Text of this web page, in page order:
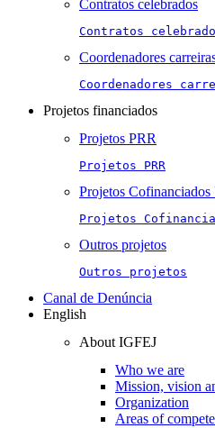
Contratos celebrados
Contratos
Coordenadores
Coordenadores
Projetos financiados
Projetos PRR
Projetos PRR
Projetos Cofinanciados
Projetos
Outros projetos
Outros projetos
Canal de Denúncia
English
About IGFEJ
Who we are
Mission, vision
Organization
Areas of